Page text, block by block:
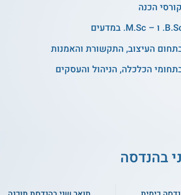
הכנה
העיצוב, התקשורת והאמנות
הכלכלה, הניהול והעסקים
בהנדסה